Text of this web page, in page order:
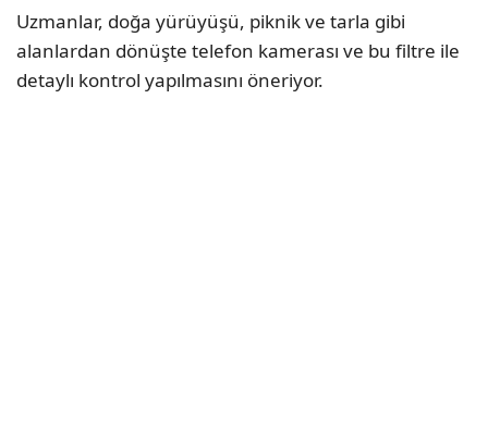
Uzmanlar, doğa yürüyüşü, piknik ve tarla gibi
alanlardan dönüşte telefon kamerası ve bu filtre ile
detaylı kontrol yapılmasını öneriyor.